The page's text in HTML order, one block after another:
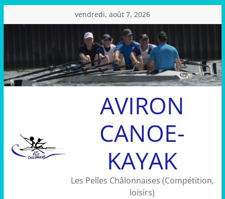
au
vendredi, août 7, 2026
AVIRON
CANOE-
KAYAK
Les Pelles Châlonnaises (Compétition,
loisirs)